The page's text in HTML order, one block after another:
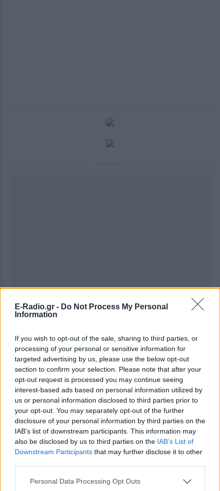
E-Radio.gr - Do Not Process My Personal
Information
If you wish to opt-out of the sale, sharing to third parties, or
processing of your personal or sensitive information for
targeted advertising by us, please use the below opt-out
section to confirm your selection. Please note that after your
opt-out request is processed you may continue seeing
interest-based ads based on personal information utilized by
us or personal information disclosed to third parties prior to
your opt-out. You may separately opt-out of the further
disclosure of your personal information by third parties on the
IAB’s list of downstream participants. This information may
also be disclosed by us to third parties on the IAB’s List of
Downstream Participants that may further disclose it to other
Personal Data Processing Opt Outs
Ακολουθήστε το E-Radio.gr στοGoogle News
και μάθετε πρώτοιτα πιο hot νέα.
Εσύ μπήκες στο E-Daily.gr; Τα νέα της ημέρας
και ότι σου κάνει κλικ!
Ακολουθήστε το E-Radio.gr και στο Instagram